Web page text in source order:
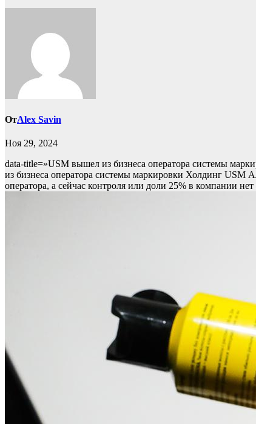
ОтAlex Savin
Ноя 29, 2024
data-title=»USM вышел из бизнеса оператора системы
из бизнеса оператора системы маркировки Холдинг USM
оператора, а сейчас контроля или доли 25% в компании